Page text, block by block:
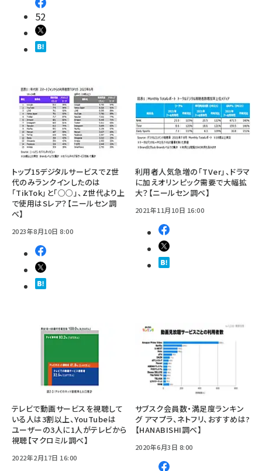
52
トップ15デジタルサービスでZ世
代のみランクインしたのは
「TikTok」と「○○」、Z世代より上
で使用はSレア？【ニールセン調
べ】
2023年8月10日 8:00
利用者人気急増の「TVer」、ドラマ
に加えオリンピック需要で大幅拡
大？【ニールセン調べ】
2021年11月10日 16:00
テレビで動画サービスを視聴して
いる人は3割以上、YouTubeは
ユーザーの3人に1人がテレビから
視聴【マクロミル調べ】
2022年2月17日 16:00
サブスク会員数・満足度ランキン
グ アマプラ、ネトフリ、おすすめは?
【HANABISHI調べ】
2020年6月3日 8:00